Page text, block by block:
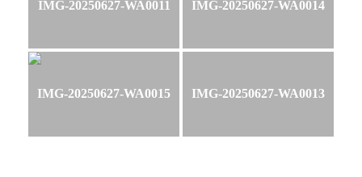
IMG-20250627-WA0011 IMG-20250627-WA0014
IMG-20250627-WA0015 IMG-20250627-WA0013